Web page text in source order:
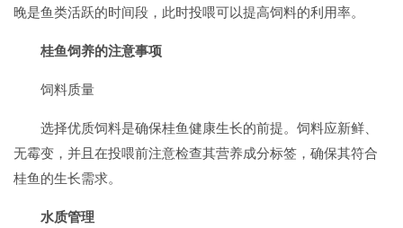
晚是鱼类活跃的时间段，此时投喂可以提高饲料的利用率。
桂鱼饲养的注意事项
饲料质量
选择优质饲料是确保桂鱼健康生长的前提。饲料应新鲜、
无霉变，并且在投喂前注意检查其营养成分标签，确保其符合
桂鱼的生长需求。
水质管理